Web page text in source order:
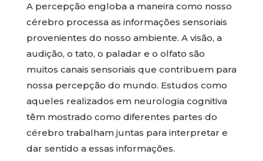
A percepção engloba a maneira como nosso
cérebro processa as informações sensoriais
provenientes do nosso ambiente. A visão, a
audição, o tato, o paladar e o olfato são
muitos canais sensoriais que contribuem para
nossa percepção do mundo. Estudos como
aqueles realizados em neurologia cognitiva
têm mostrado como diferentes partes do
cérebro trabalham juntas para interpretar e
dar sentido a essas informações.